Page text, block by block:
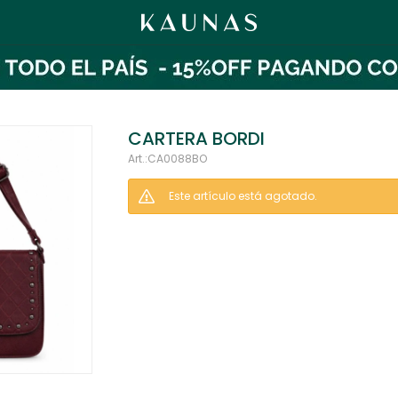
CARTERA BORDI
CA0088BO
Este artículo está agotado.